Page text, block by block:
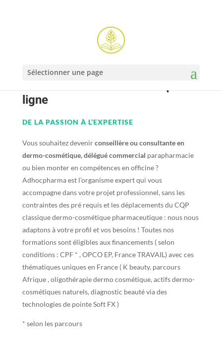
Sélectionner une page
Formation dermo-cosmétique en
ligne
DE LA PASSION À L’EXPERTISE
Vous souhaitez devenirconseillère ou consultante en
dermo-cosmétique, délégué commercial parapharmacie
ou bien monter en compétences en officine ?
Adhocpharma est l’organisme expert qui vous
accompagne dans votre projet professionnel, sans les
contraintes des pré requis et les déplacements du CQP
classique dermo-cosmétique pharmaceutique : nous nous
adaptons à votre profil et vos besoins ! Toutes nos
formations sont éligibles aux financements ( selon
conditions : CPF * , OPCO EP, France TRAVAIL) avec ces
thématiques uniques en France ( K beauty, parcours
Afrique , oligothérapie dermo cosmétique, actifs dermo-
cosmétiques naturels, diagnostic beauté via des
technologies de pointe Soft FX )
* selon les parcours